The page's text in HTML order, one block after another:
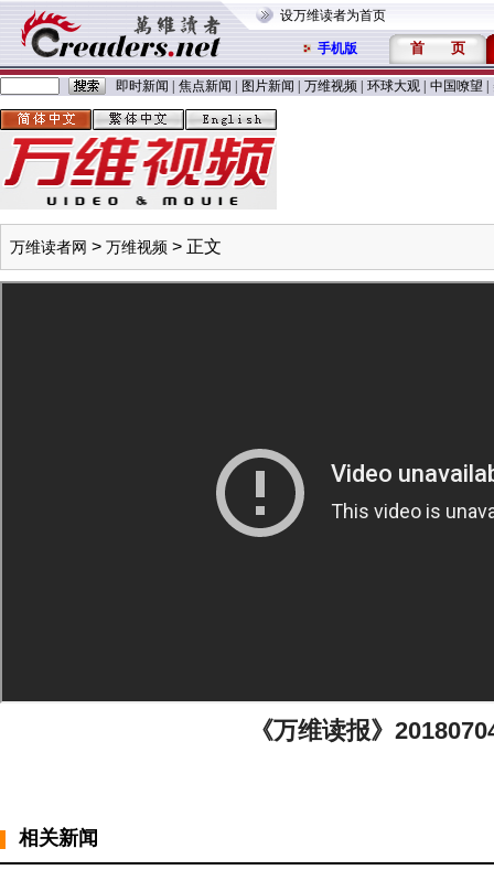
设万维读者为首页
手机版 首 页
即时新闻 焦点新闻 图片新闻 万维视频 环球大观 中国嘹望
万维读者网 > 万维视频 > 正文
《万维读报》
相关新闻